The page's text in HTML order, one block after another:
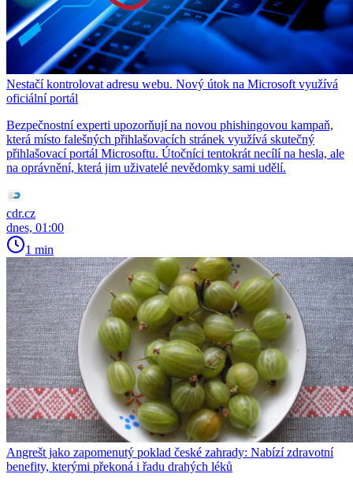
Nestačí kontrolovat adresu webu. Nový útok na Microsoft využívá
oficiální portál
Bezpečnostní experti upozorňují na novou phishingovou kampaň,
která místo falešných přihlašovacích stránek využívá skutečný
přihlašovací portál Microsoftu. Útočníci tentokrát necílí na hesla, ale
na oprávnění, která jim uživatelé nevědomky sami udělí.
cdr.cz
dnes, 01:00
1 min
Angrešt jako zapomenutý poklad české zahrady: Nabízí zdravotní
benefity, kterými překoná i řadu drahých léků